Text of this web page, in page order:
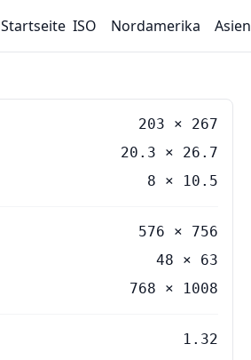
Startseite ISO Nordamerika Asien
203 × 267
20.3 × 26.7
8 × 10.5
576 × 756
48 × 63
768 × 1008
1.32